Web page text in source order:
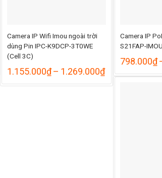
Camera IP Wifi Imou ngoài trời
dùng Pin IPC-K9DCP-3T0WE
(Cell 3C)
1.155.000₫– 1.269.000₫Khoảng
giá:
từ
Camera IP
S21FAP-IMOU
798.000₫